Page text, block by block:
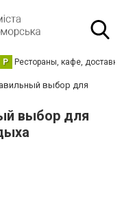
Р Рестораны, кафе,
выбор для
выбор для